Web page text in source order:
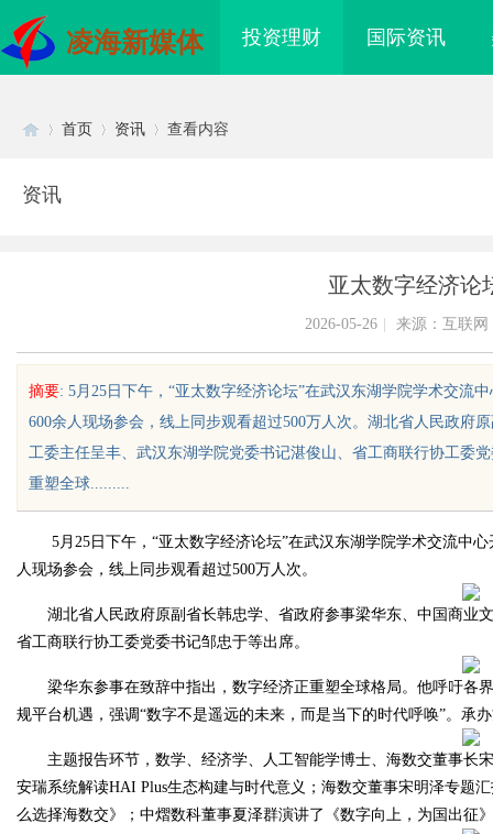
凌海新媒体 投资理财 国际资讯
sc
首页 资讯 查看内容
资讯
亚太数字经济论
2026-05-26 来源：互联网
摘要: 5月25日下午，“亚太数字经济论坛”在武汉东湖学院学术交流
600余人现场参会，线上同步观看超过500万人次。湖北省人民政府
工委主任呈丰、武汉东湖学院党委书记湛俊山、省工商联行协工委
重塑全球.........
5月25日下午，“亚太数字经济论坛”在武汉东湖学院学术交流中心
人现场参会，线上同步观看超过500万人次。
湖北省人民政府原副省长韩忠学、省政府参事梁华东、中国商业
省工商联行协工委党委书记邹忠于等出席。
梁华东参事在致辞中指出，数字经济正重塑全球格局。他呼吁各
规平台机遇，强调“数字不是遥远的未来，而是当下的时代呼唤”。承
主题报告环节，数学、经济学、人工智能学博士、海数交董事长
安瑞系统解读HAI Plus生态构建与时代意义；海数交董事宋明泽专题
么选择海数交》；中熠数科董事夏泽群演讲了《数字向上，为国出征
装备展官网及其行
雷？